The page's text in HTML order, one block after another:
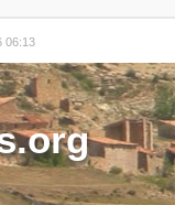
06:13